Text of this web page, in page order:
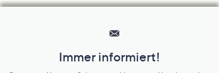
Unternehmensinformationen
Immer informiert!